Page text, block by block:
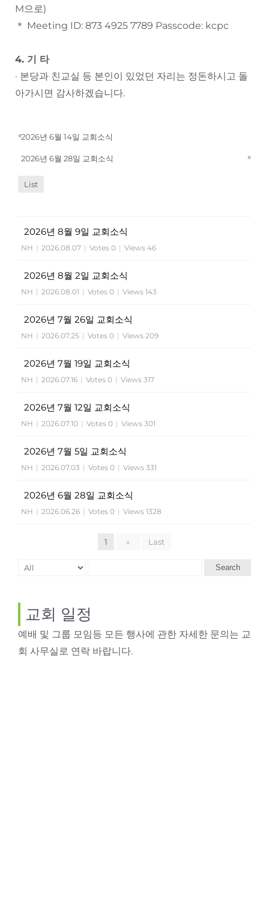
M으로)
＊ Meeting ID: 873 4925 7789 Passcode: kcpc
4. 기 타
· 본당과 친교실 등 본인이 있었던 자리는 정돈하시고 돌
아가시면 감사하겠습니다.
«2026년 6월 14일 교회소식
2026년 6월 28일 교회소식 »
List
2026년 8월 9일 교회소식
NH | 2026.08.07 | Votes 0 | Views 46
2026년 8월 2일 교회소식
NH | 2026.08.01 | Votes 0 | Views 143
2026년 7월 26일 교회소식
NH | 2026.07.25 | Votes 0 | Views 209
2026년 7월 19일 교회소식
NH | 2026.07.16 | Votes 0 | Views 317
2026년 7월 12일 교회소식
NH | 2026.07.10 | Votes 0 | Views 301
2026년 7월 5일 교회소식
NH | 2026.07.03 | Votes 0 | Views 331
2026년 6월 28일 교회소식
NH | 2026.06.26 | Votes 0 | Views 1328
1 » Last
Search
교회 일정
예배 및 그룹 모임등 모든 행사에 관한 자세한 문의는 교
회 사무실로 연락 바랍니다.